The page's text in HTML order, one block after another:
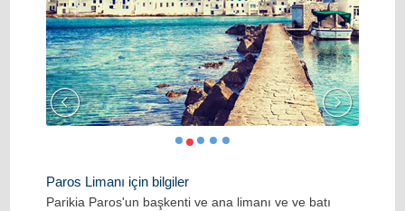
Paros Limanı için bilgiler
Parikia Paros'un başkenti ve ana limanı ve ve batı